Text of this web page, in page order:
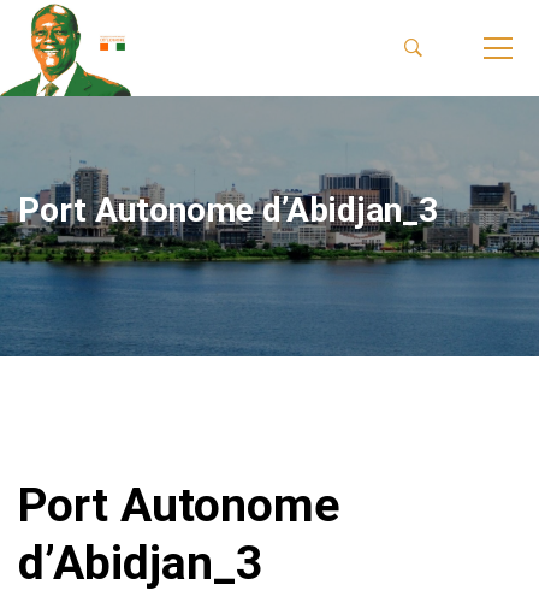
Port Autonome d’Abidjan_3
Port Autonome
d’Abidjan_3